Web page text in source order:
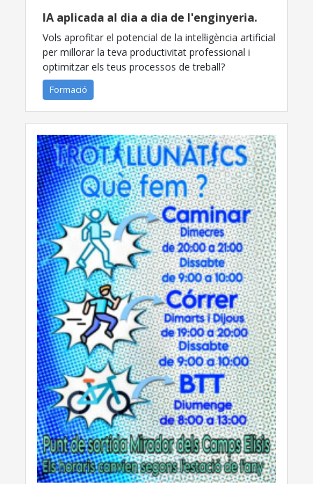
IA aplicada al dia a dia de l'enginyeria.
Vols aprofitar el potencial de la intel·ligència artificial
per millorar la teva productivitat professional i
optimitzar els teus processos de treball?
Formació